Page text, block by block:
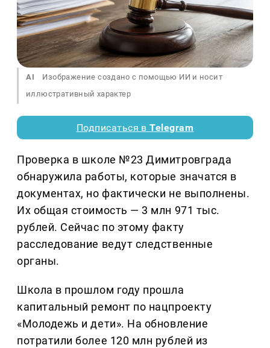
AI
Изображение создано с помощью ИИ и носит
иллюстративный характер
Подписаться вTelegram
Проверка в школе №23 Димитровграда
обнаружила работы, которые значатся в
документах, но фактически не выполнены.
Их общая стоимость — 3 млн 971 тыс.
рублей. Сейчас по этому факту
расследование ведут следственные
органы.
Школа в прошлом году прошла
капитальный ремонт по нацпроекту
«Молодежь и дети». На обновление
потратили более 120 млн рублей из